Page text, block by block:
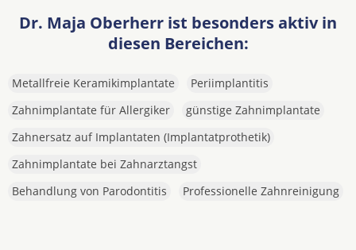
Dr. Maja Oberherr ist besonders aktiv in
diesen Bereichen:
Metallfreie Keramikimplantate
Periimplantitis
Zahnimplantate für Allergiker
günstige Zahnimplantate
Zahnersatz auf Implantaten (Implantatprothetik)
Zahnimplantate bei Zahnarztangst
Behandlung von Parodontitis
Professionelle Zahnreinigung